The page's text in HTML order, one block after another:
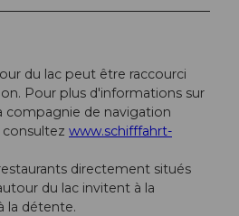
du lac peut être raccourci
Pour plus d'informations sur
compagnie de navigation
consultez www.schifffahrt-
directement situés
du lac invitent à la
la détente.